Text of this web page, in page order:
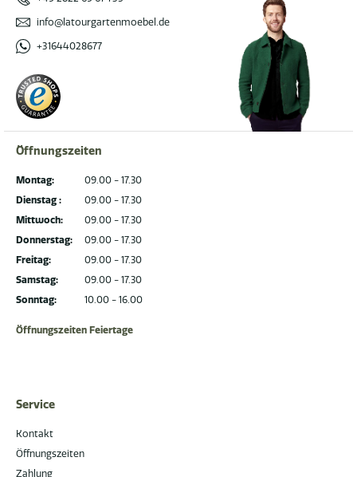
info@latourgartenmoebel.de
+31644028677
Öffnungszeiten
Montag:
Dienstag :
Mittwoch:
Donnerstag:
Freitag:
Samstag:
Sonntag:
09.00 - 17.30
09.00 - 17.30
09.00 - 17.30
09.00 - 17.30
09.00 - 17.30
09.00 - 17.30
10.00 - 16.00
Öffnungszeiten Feiertage
Service
Kontakt
Öffnungszeiten
Zahlung